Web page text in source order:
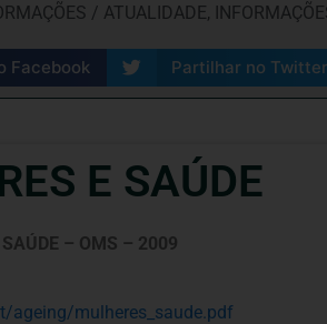
/ ATUALIDADE,
Facebook Partilhar no Twitter
E SAÚDE
SAÚDE – OMS – 2009
ageing/mulheres_saude.pdf